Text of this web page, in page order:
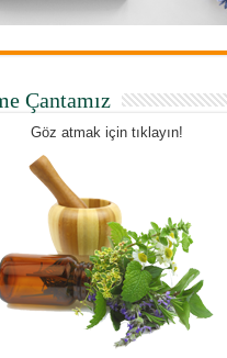
Çantamız
Göz atmak için tıklayın!